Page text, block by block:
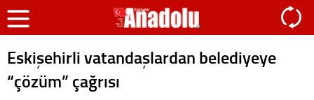
Eskişehirli vatandaşlardan belediyeye
“çözüm” çağrısı